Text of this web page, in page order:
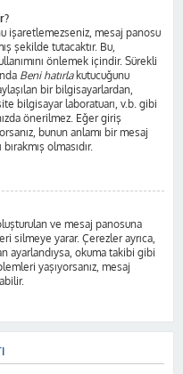
işaretlemezseniz, mesaj panosu
şekilde tutacaktır. Bu,
önlemek içindir. Sürekli
Beni hatırlakutucuğunu
bir bilgisayarlardan,
bilgisayar laboratuarı, v.b. gibi
önerilmez. Eğer giriş
bunun anlamı bir mesaj
olmasıdır.
ve mesaj panosuna
silmeye yarar. Çerezler ayrıca,
ayarlandıysa, okuma takibi gibi
yaşıyorsanız, mesaj